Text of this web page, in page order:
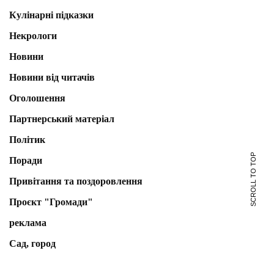
Кулінарні підказки
Некрологи
Новини
Новини від читачів
Оголошення
Партнерський матеріал
Політик
Поради
Привітання та поздоровлення
Проєкт "Громади"
реклама
Сад, город
SCROLL TO TOP